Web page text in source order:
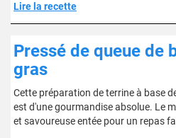
Lire la recette
Pressé de queue de
gras
Cette préparation de terrine à base
est d'une gourmandise absolue. Le
et savoureuse entée pour un repas